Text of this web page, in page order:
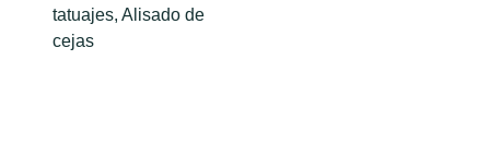
tatuajes, Alisado de
cejas